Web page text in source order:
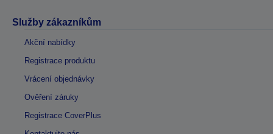
Služby zákazníkům
Akční nabídky
Registrace produktu
Vrácení objednávky
Ověření záruky
Registrace CoverPlus